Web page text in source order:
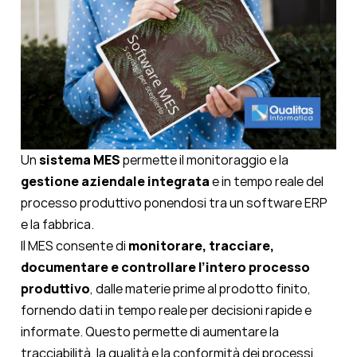
Unsistema MESpermette il monitoraggio e la
gestione aziendale integratae in tempo reale del
processo produttivo ponendosi tra un software ERP
e la fabbrica.
Il MES consente di monitorare, tracciare,
documentare e controllare l’intero processo
produttivo, dalle materie prime al prodotto finito,
fornendo dati in tempo reale per decisioni rapide e
informate. Questo permette di aumentare la
tracciabilità, la qualità e la conformità dei processi,